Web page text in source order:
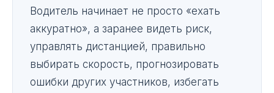
Водитель начинает не просто «ехать
аккуратно», а заранее видеть риск,
управлять дистанцией, правильно
выбирать скорость, прогнозировать
ошибки других участников, избегать